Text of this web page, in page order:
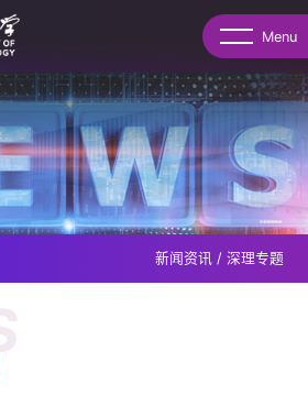
Menu
新闻资讯 / 深理专题